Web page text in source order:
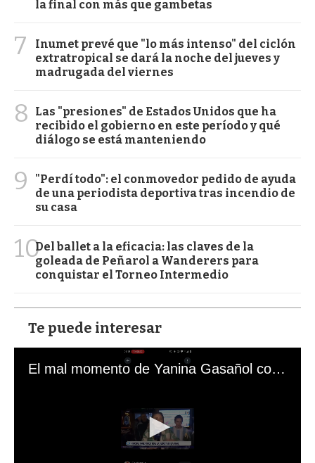
la final con más que gambetas
7
Inumet prevé que "lo más intenso" del ciclón
extratropical se dará la noche del jueves y
madrugada del viernes
8
Las "presiones" de Estados Unidos que ha
recibido el gobierno en este período y qué
diálogo se está manteniendo
9
"Perdí todo": el conmovedor pedido de ayuda
de una periodista deportiva tras incendio de
su casa
10Del ballet a la eficacia: las claves de la
goleada de Peñarol a Wanderers para
conquistar el Torneo Intermedio
Te puede interesar
El mal momento de Yanina Gasañol con un hincha argentino en "Subrayado"